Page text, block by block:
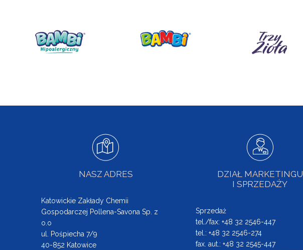
NASZ ADRES
Katowickie Zakłady Chemii
Gospodarczej Pollena-Savona Sp. z
o.o
ul. Pośpiecha 7/9
40-852 Katowice
DZIAŁ MARKETINGU
I SPRZEDAŻY
Sprzedaż
tel./fax: +48 32 2546-447
tel.: +48 32 2546-274
fax. aut.: +48 32 2545-447